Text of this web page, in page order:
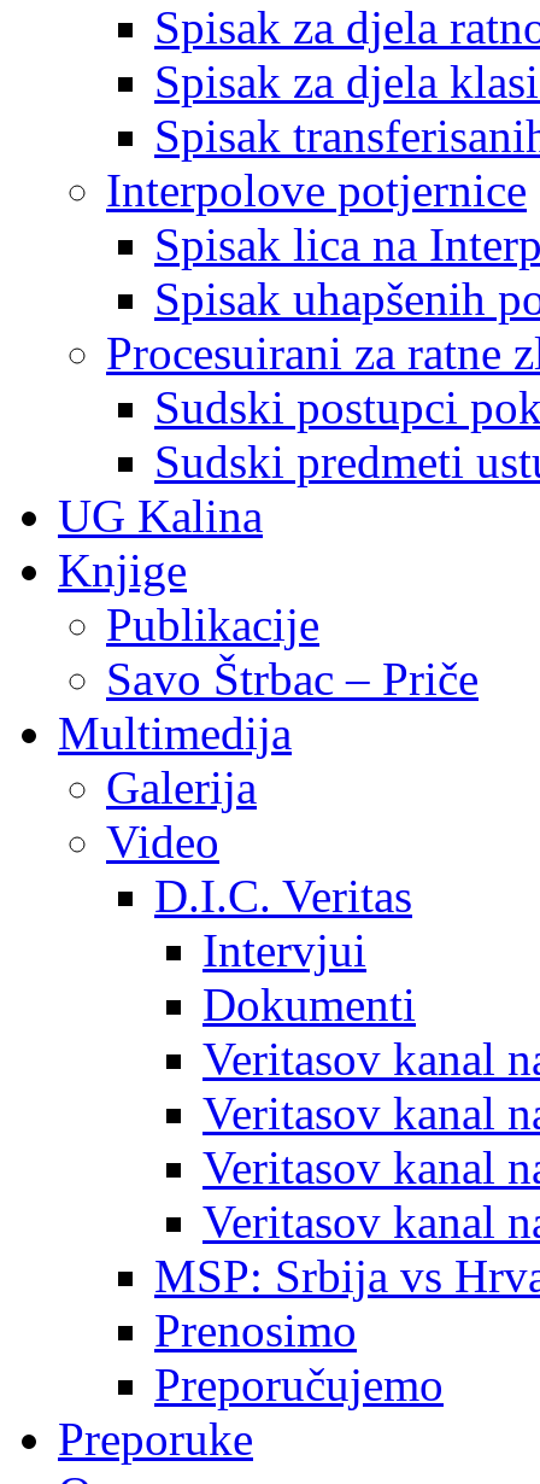
Spisak za djela
Spisak za djela
Spisak
Interpolove potjernice
Spisak lica na
Spisak uhapšenih
Procesuirani za ratne
Sudski postupci
Sudski predmeti
UG Kalina
Knjige
Publikacije
Savo Štrbac – Priče
Multimedija
Galerija
Video
D.I.C. Veritas
Intervjui
Dokumenti
Veritasov kanal
Veritasov kanal
Veritasov kanal
Veritasov kanal
MSP: Srbija vs
Prenosimo
Preporučujemo
Preporuke